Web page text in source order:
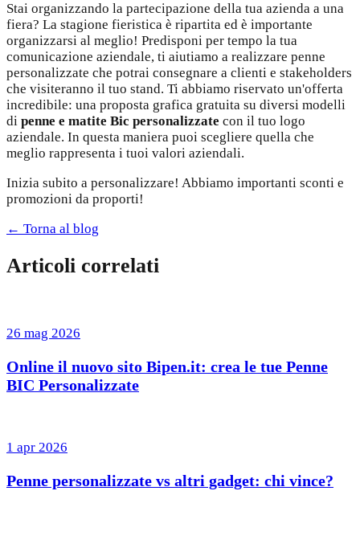
Stai organizzando la partecipazione della tua azienda a una
fiera? La stagione fieristica è ripartita ed è importante
organizzarsi al meglio! Predisponi per tempo la tua
comunicazione aziendale, ti aiutiamo a realizzare penne
personalizzate che potrai consegnare a clienti e stakeholders
che visiteranno il tuo stand. Ti abbiamo riservato un'offerta
incredibile: una proposta grafica gratuita su diversi modelli
di penne e matite Bic personalizzate con il tuo logo
aziendale. In questa maniera puoi scegliere quella che
meglio rappresenta i tuoi valori aziendali.
Inizia subito a personalizzare! Abbiamo importanti sconti e
promozioni da proporti!
← Torna al blog
Articoli correlati
26 mag 2026
Online il nuovo sito Bipen.it: crea le tue Penne
BIC Personalizzate
1 apr 2026
Penne personalizzate vs altri gadget: chi vince?